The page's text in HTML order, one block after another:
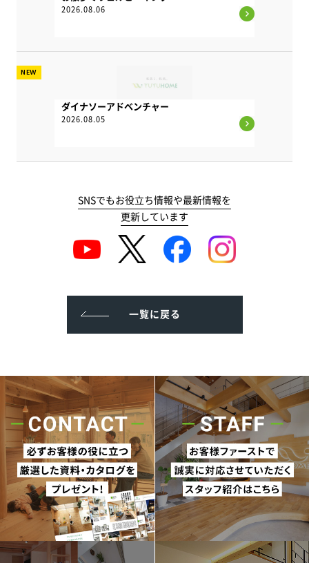
2026.08.06
ダイナソーアドベンチャー
2026.08.05
NEW
SNSでもお役立ち情報や最新情報を
更新しています
一覧に戻る